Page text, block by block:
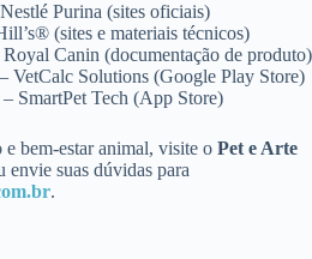
Purina (sites oficiais)
(sites e materiais técnicos)
Royal Canin (documentação de produto)
– VetCalc Solutions (Google Play Store)
– SmartPet Tech (App Store)
e bem-estar animal, visite o Pet e Arte
envie suas dúvidas para
.